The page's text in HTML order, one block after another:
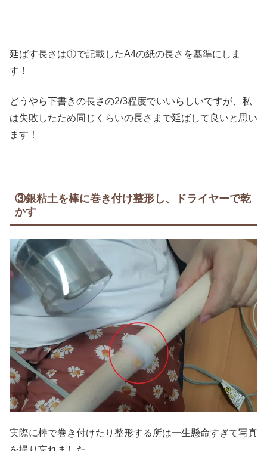
延ばす長さは①で記載したA4の紙の長さを基準にしま
す！
どうやら下書きの長さの2/3程度でいいらしいですが、私
は失敗したため同じくらいの長さまで延ばして良いと思い
ます！
③銀粘土を棒に巻き付け整形し、ドライヤーで乾
かす
実際に棒で巻き付けたり整形する所は一生懸命すぎて写真